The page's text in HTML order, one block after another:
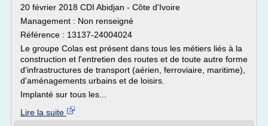
20 février 2018 CDI Abidjan - Côte d'Ivoire
Management : Non renseigné
Référence : 13137-24004024
Le groupe Colas est présent dans tous les métiers liés à la
construction et l'entretien des routes et de toute autre forme
d'infrastructures de transport (aérien, ferroviaire, maritime),
d'aménagements urbains et de loisirs.
Implanté sur tous les...
Lire la suite